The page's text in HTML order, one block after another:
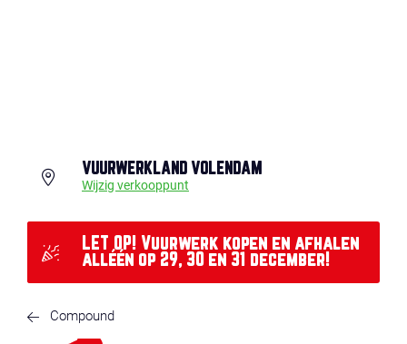
VUURWERKLAND VOLENDAM
Wijzig verkooppunt
LET OP! Vuurwerk kopen en afhalen
alléén op 29, 30 en 31 december!
Compound